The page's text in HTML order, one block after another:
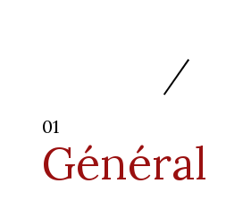
01
Général